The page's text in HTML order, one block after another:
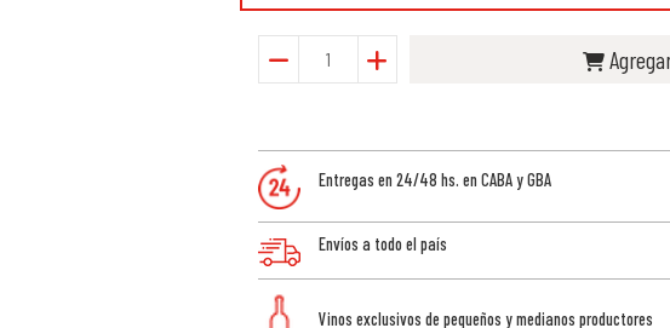
Entregas en 24/48 hs. en CABA y GBA
Envíos a todo el país
Vinos exclusivos de pequeños y medianos productores